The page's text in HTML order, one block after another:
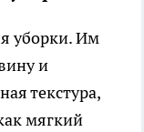
уборки. Им
и
текстура,
мягкий